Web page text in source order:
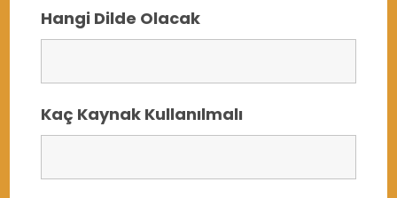
Hangi Dilde Olacak
Kaç Kaynak Kullanılmalı